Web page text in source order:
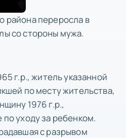
района переросла в
со стороны мужа.
г.р., житель указанной
по месту жительства,
1976 г.р.,
уходу за ребенком.
с разрывом